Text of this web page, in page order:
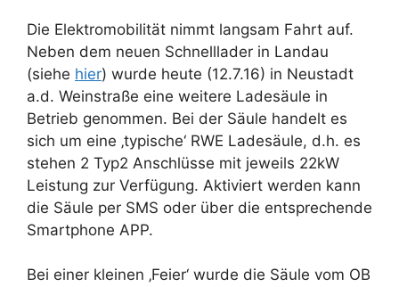
Die Elektromobilität nimmt langsam Fahrt auf.
Neben dem neuen Schnelllader in Landau
(siehe hier) wurde heute (12.7.16) in Neustadt
a.d. Weinstraße eine weitere Ladesäule in
Betrieb genommen. Bei der Säule handelt es
sich um eine ‚typische‘ RWE Ladesäule, d.h. es
stehen 2 Typ2 Anschlüsse mit jeweils 22kW
Leistung zur Verfügung. Aktiviert werden kann
die Säule per SMS oder über die entsprechende
Smartphone APP.
Bei einer kleinen ‚Feier‘ wurde die Säule vom OB